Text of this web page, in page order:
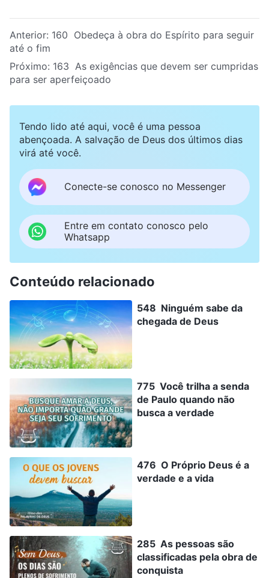
Anterior: 160 Obedeça à obra do Espírito para seguir
até o fim
Próximo: 163 As exigências que devem ser cumpridas
para ser aperfeiçoado
Tendo lido até aqui, você é uma pessoa
abençoada. A salvação de Deus dos últimos dias
virá até você.
Conecte-se conosco no Messenger
Entre em contato conosco pelo
Whatsapp
Conteúdo relacionado
548 Ninguém sabe da
chegada de Deus
775 Você trilha a senda
de Paulo quando não
busca a verdade
476 O Próprio Deus é a
verdade e a vida
285 As pessoas são
classificadas pela obra de
conquista